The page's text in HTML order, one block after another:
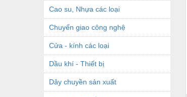
Cao su, Nhựa các loại
Chuyển giao công nghệ
Cửa - kính các loại
Dầu khí - Thiết bị
Dây chuyền sản xuất